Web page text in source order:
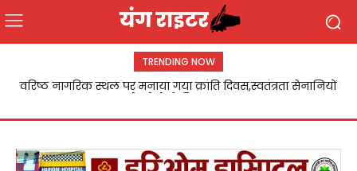
TRENDING NOW
Chandauli:उर्वरक दुकानों पर छापेमारी,पांच विक्रेताओं को कारण